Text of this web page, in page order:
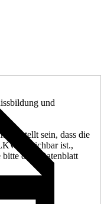
und
sein, dass die
erreichbar ist.,
bitte dem Datenblatt